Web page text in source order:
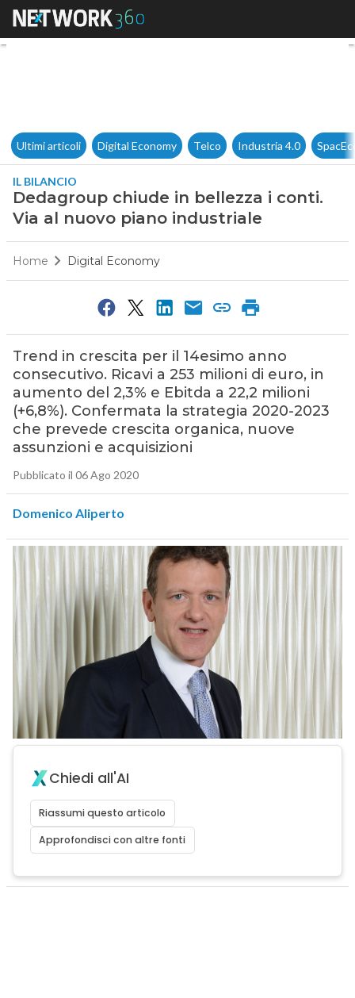
Dedagroup chiude in
Ultimi articoli Digital Economy Telco Industria 4.0
IL BILANCIO
Dedagroup chiude in bellezza i conti.
Via al nuovo piano industriale
Home Digital Economy
Trend in crescita per il 14esimo anno
consecutivo. Ricavi a 253 milioni di euro, in
aumento del 2,3% e Ebitda a 22,2 milioni
(+6,8%). Confermata la strategia 2020-2023
che prevede crescita organica, nuove
assunzioni e acquisizioni
Pubblicato il 06 Ago 2020
Domenico Aliperto
Chiedi all'AI
Riassumi questo articolo
Approfondisci con altre fonti